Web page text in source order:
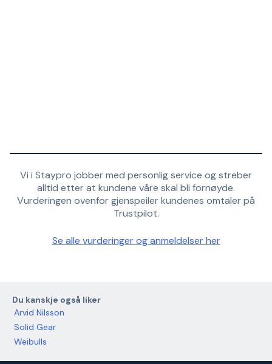
Vi i Staypro jobber med personlig service og streber
alltid etter at kundene våre skal bli fornøyde.
Vurderingen ovenfor gjenspeiler kundenes omtaler på
Trustpilot.
Se alle vurderinger og anmeldelser her
Du kanskje også liker
Arvid Nilsson
Solid Gear
Weibulls